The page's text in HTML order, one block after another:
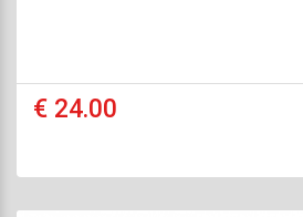
€ 24.00